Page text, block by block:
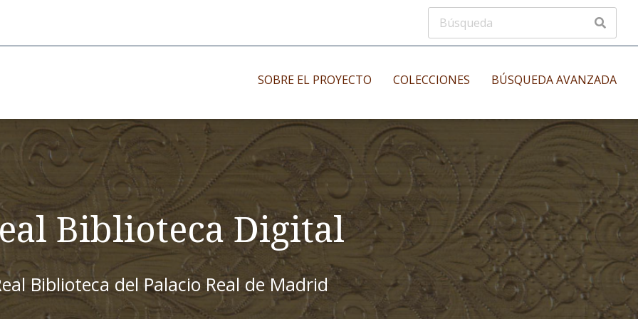
SOBRE EL PROYECTO COLECCIONES
Impresos antiguos
Impresos modernos
Impresos menores
Manuscritos musicales
Incunables
BÚSQUEDA AVANZADA
Biblioteca Digital
Biblioteca del Palacio Real de Madrid